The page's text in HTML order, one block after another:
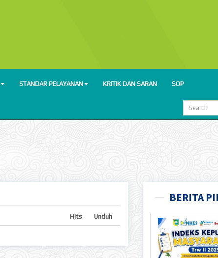
STANDAR PELAYANAN KRITIK DAN SARAN SOP
Hits Unduh
BERITA